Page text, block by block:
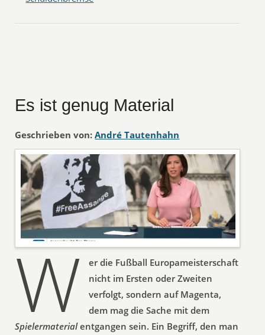
Es ist genug Material
Geschrieben von: André Tautenhahn
W
er die Fußball Europameisterschaft
nicht im Ersten oder Zweiten
verfolgt, sondern auf Magenta,
dem mag die Sache mit dem
Spielermaterialentgangen sein. Ein Begriff, den man